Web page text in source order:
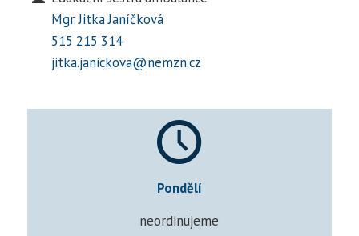
Mgr. Jitka Janíčková
515 215 314
jitka.janickova@nemzn.cz
Pondělí
neordinujeme